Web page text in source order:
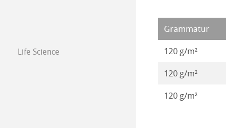
Life Science
Grammatur
120 g/m²
120 g/m²
120 g/m²